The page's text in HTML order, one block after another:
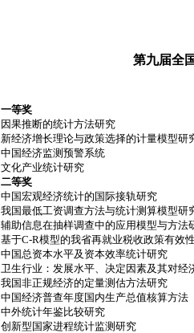
第九届全
一等奖
因果推断的统计方法研究
新经济增长理论与政策选择的计量模型研
中国经济监测预警系统
文化产业统计研究
二等奖
中国宏观经济统计的国际接轨研究
我国最低工资调查方法与统计测算模型研
辅助信息在抽样调查中的应用模型与方法
基于C-R模型的我省再就业税收政策有效
中国总资本水平及资本效率统计研究
卫生行业：发展水平、决定因素及其对经
我国非正规经济的定量测估方法研究
中国经济普查年度国内生产总值核算方法
中外统计年鉴比较研究
创新型国家进程统计监测研究